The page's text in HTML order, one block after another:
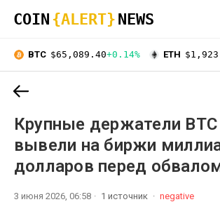
COIN {ALERT} NEWS
BTC $65,089.40+0.14% ETH
Крупные держатели BTC
вывели на биржи
долларов перед
3 июня 2026, 06:58 1 источник negative